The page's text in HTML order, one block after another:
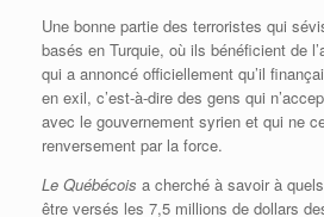
Une bonne partie des terroristes qui
basés en Turquie, où ils bénéficient de
qui a annoncé officiellement qu’il
en exil, c’est-à-dire des gens qui
avec le gouvernement syrien et qui ne
renversement par la force.
Le Québécois a cherché à savoir à
être versés les 7,5 millions de dollars